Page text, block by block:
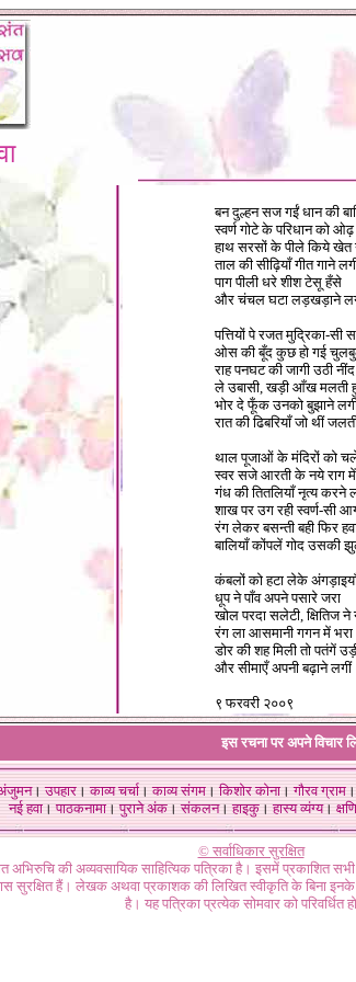
बन दुल्हन सज गईं धान की
स्वर्ण गोटे के परिधान को
हाथ सरसों के पीले किये खेत
ताल की सीढ़ियाँ गीत गाने
पाग पीली धरे शीश टेसू हँसे
और चंचल घटा लड़खड़ाने
पत्तियों पे रजत मुद्रिका-सी
ओस की बूँद कुछ हो गई
राह पनघट की जागी उठी
ले उबासी, खड़ी आँख मलती
भोर दे फूँक उनको बुझाने
रात की ढिबरियाँ जो थीं
थाल पूजाओं के मंदिरों को
स्वर सजे आरती के नये राग में
गंध की तितलियाँ नृत्य करने
शाख पर उग रही स्वर्ण-सी
रंग लेकर बसन्ती बही फिर
बालियाँ कोंपलें गोद उसकी
कंबलों को हटा लेके
धूप ने पाँव अपने पसारे जरा
खोल परदा सलेटी, क्षितिज ने
रंग ला आसमानी गगन में भरा
डोर की शह मिली तो पतंगें
और सीमाएँ अपनी बढ़ाने लगीं
९ फरवरी २००९
इस रचना पर अपने विचार
।उपहार।काव्य चर्चा।काव्य संगम।किशोर कोना।गौरव ग्राम
नई हवा। पाठकनामा। पुराने अंक। संकलन। हाइकु। हास्य व्यंग्य।
© सर्वाधिकार सुरक्षित
अभिरुचि की अव्यवसायिक साहित्यिक पत्रिका है। इसमें प्रकाशित
सुरक्षित हैं। लेखक अथवा प्रकाशक की लिखित स्वीकृति के बिना
है। यह पत्रिका प्रत्येक सोमवार को परिवर्धित